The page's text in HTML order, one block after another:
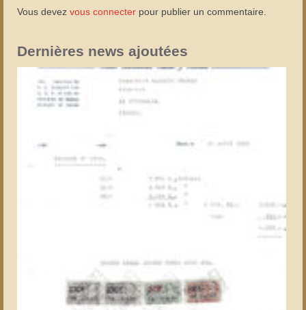
Vous devez vous connecter pour publier un commentaire.
Dernières news ajoutées